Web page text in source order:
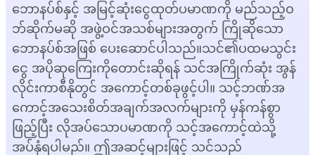
ဘောနပ်စ်နှင့် အမြင့်ဆုံးငွေထုတ်ပမာဏကို မည်သည့်ဝ
ဘ်ဆိုက်မဆို အဖွဲ့ဝင်အသစ်များအတွက် ကြိုဆိုသော
ဘောနပ်စ်အဖြစ် ပေးဆောင်ပါသည်။သင်၏ပထမသွင်း
ငွေ အပိုဆုကြေးကိုတောင်းဆိုရန် သင်အကြိုက်ဆုံး အွန်
လိုင်းကာစီနိုတွင် အကောင့်တစ်ခုဖွင့်ပါ။ သင့်ဘဏ်အ
ကောင့်အသေးစိတ်အချက်အလက်များကို မှန်ကန်စွာ
ဖြည့်ပြီး လိုအပ်သောပမာဏကို သင့်အကောင့်ထဲသို့
အပ်နှံရပါမည်။ ဤအဆင့်များဖြင့် သင်သည်